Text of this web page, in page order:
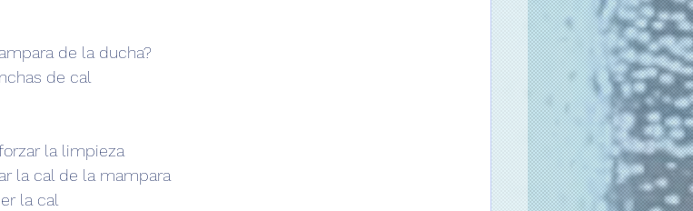
de la ducha?
de cal
la limpieza
la cal de la mampara
la cal